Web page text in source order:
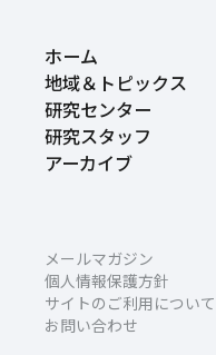
ホーム
地域＆トピックス
研究センター
研究スタッフ
アーカイブ
メールマガジン
個人情報保護方針
サイトのご利用について
お問い合わせ